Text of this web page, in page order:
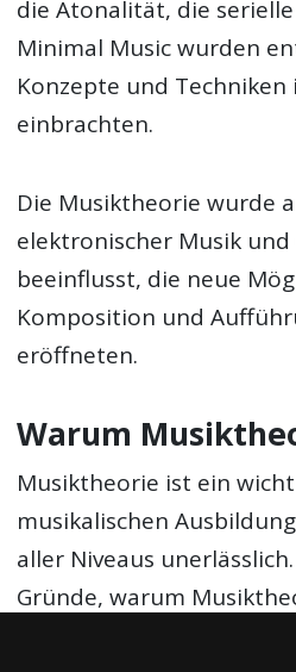
die Atonalität, die
Minimal Music wurden
Konzepte und
einbrachten.
Die Musiktheorie wurde
elektronischer Musik
beeinflusst, die neue
Komposition und
eröffneten.
Warum
Musiktheorie ist ein
musikalischen
aller Niveaus
Gründe, warum